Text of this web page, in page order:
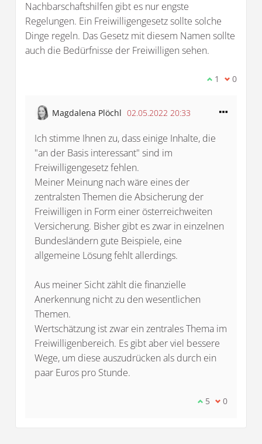
Nachbarschaftshilfen gibt es nur engste
Regelungen. Ein Freiwilligengesetz sollte solche
Dinge regeln. Das Gesetz mit diesem Namen sollte
auch die Bedürfnisse der Freiwilligen sehen.
Ich stimme
1 Ich bin
0
Magdalena Plöchl 02.05.2022 20:33
Ich stimme Ihnen zu, dass einige Inhalte, die
"an der Basis interessant" sind im
Freiwilligengesetz fehlen.
Meiner Meinung nach wäre eines der
zentralsten Themen die Absicherung der
Freiwilligen in Form einer österreichweiten
Versicherung. Bisher gibt es zwar in einzelnen
Bundesländern gute Beispiele, eine
allgemeine Lösung fehlt allerdings.
Aus meiner Sicht zählt die finanzielle
Anerkennung nicht zu den wesentlichen
Themen.
Wertschätzung ist zwar ein zentrales Thema im
Freiwilligenbereich. Es gibt aber viel bessere
Wege, um diese auszudrücken als durch ein
paar Euros pro Stunde.
Ich stimme
5 Ich bin mit
0